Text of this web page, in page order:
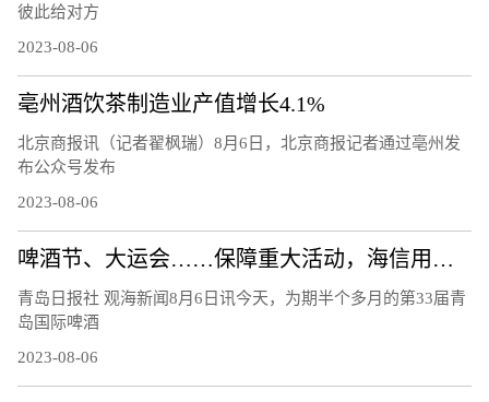
彼此给对方
2023-08-06
亳州酒饮茶制造业产值增长4.1%
北京商报讯（记者翟枫瑞）8月6日，北京商报记者通过亳州发
布公众号发布
2023-08-06
啤酒节、大运会……保障重大活动，海信用技术破解交通治理难题
青岛日报社 观海新闻8月6日讯今天，为期半个多月的第33届青
岛国际啤酒
2023-08-06